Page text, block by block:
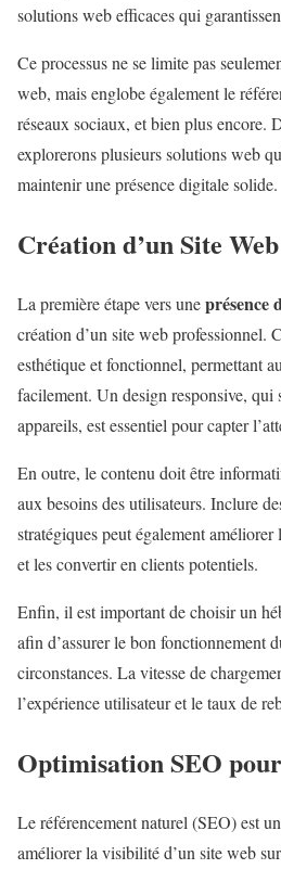
solutions web efficaces qui
Ce processus ne se limite pas
web, mais englobe également le
réseaux sociaux, et bien plus encore.
explorerons plusieurs solutions web
maintenir une présence digitale solide.
Création d’un Site
La première étape vers uneprésence
création d’un site web professionnel.
esthétique et fonctionnel, permettant
facilement. Un design responsive, qui
appareils, est essentiel pour capter
En outre, le contenu doit être
aux besoins des utilisateurs. Inclure
stratégiques peut également améliorer
et les convertir en clients potentiels.
Enfin, il est important de choisir un
afin d’assurer le bon fonctionnement
circonstances. La vitesse de
l’expérience utilisateur et le taux de
Optimisation SEO
Le référencement naturel (SEO) est
améliorer la visibilité d’un site web